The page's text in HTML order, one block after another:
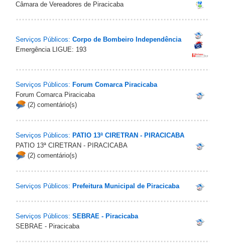
Câmara de Vereadores de Piracicaba
Serviços Públicos: Corpo de Bombeiro Independência
Emergência LIGUE: 193
Serviços Públicos: Forum Comarca Piracicaba
Forum Comarca Piracicaba
(2) comentário(s)
Serviços Públicos: PATIO 13ª CIRETRAN - PIRACICABA
PATIO 13ª CIRETRAN - PIRACICABA
(2) comentário(s)
Serviços Públicos: Prefeitura Municipal de Piracicaba
Serviços Públicos: SEBRAE - Piracicaba
SEBRAE - Piracicaba